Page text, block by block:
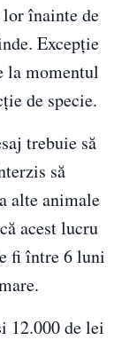
înainte de
Excepție
la momentul
de specie.
trebuie să
să
alte animale
acest lucru
fi între 6 luni
12.000 de lei